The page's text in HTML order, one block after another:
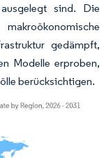
sind. Die
gedämpft,
Modelle erproben,
berücksichtigen.